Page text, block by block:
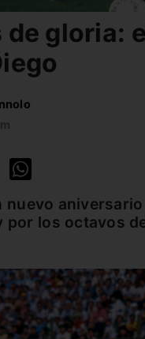
de gloria:
nuevo
por los octavos